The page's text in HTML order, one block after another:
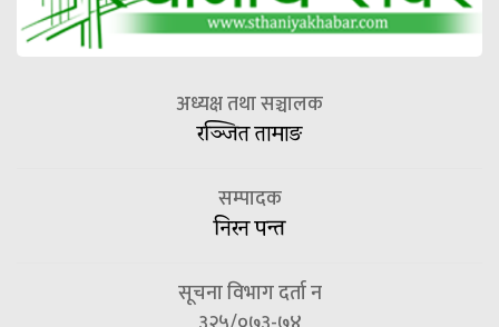
अध्यक्ष तथा सञ्चालक
रञ्जित तामाङ
सम्पादक
निरन पन्त
सूचना विभाग दर्ता न